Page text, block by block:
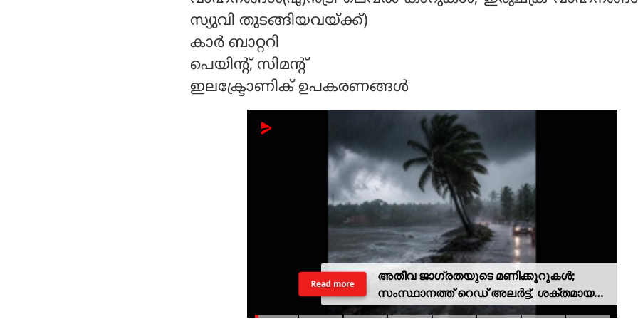
സ്യുവി തുടങ്ങിയവയ്ക്ക്)
കാര്‍ ബാറ്ററി
പെയിന്റ്, സിമന്റ്
ഇലക്ട്രോണിക് ഉപകരണങ്ങള്‍
അതീവ ജാഗ്രതയുടെ മണിക്കൂറുകൾ;
സംസ്ഥാനത്ത് റെഡ് അലർട്ട്, ശക്തമായ
കാറ്റിനും സാധ്യത
Read more